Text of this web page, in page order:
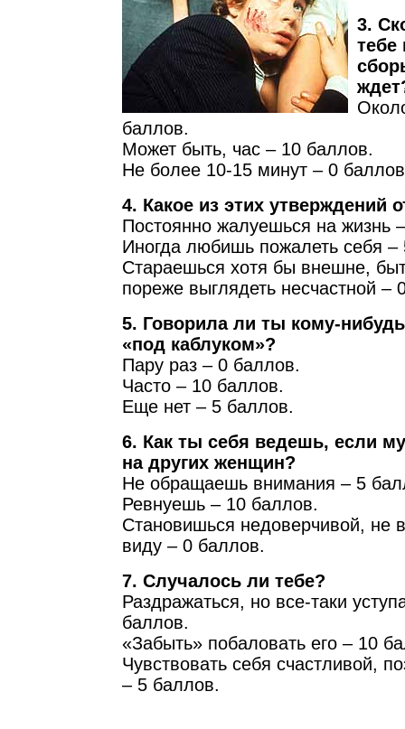
3.
тебе
баллов.
Может быть, час – 10 баллов.
Не более 10-15 минут – 0
4. Какое из этих утверждений
Постоянно жалуешься на жизнь
Иногда любишь пожалеть себя –
Стараешься хотя бы внешне,
пореже выглядеть несчастной –
5. Говорила ли ты кому-
«под каблуком»?
Пару раз – 0 баллов.
Часто – 10 баллов.
Еще нет – 5 баллов.
6. Как ты себя ведешь, если
на других женщин?
Не обращаешь внимания – 5
Ревнуешь – 10 баллов.
Становишься недоверчивой, не
виду – 0 баллов.
7. Случалось ли тебе?
Раздражаться, но все-таки
баллов.
«Забыть» побаловать его – 10
Чувствовать себя счастливой,
– 5 баллов.